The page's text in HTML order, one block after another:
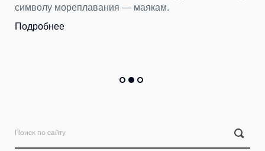
символу мореплавания — маякам.
Подробнее